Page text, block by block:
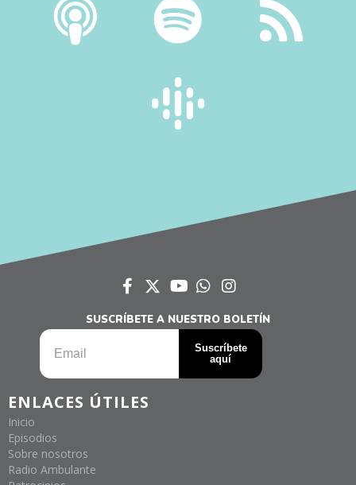
SUSCRÍBETE A NUESTRO BOLETÍN
ENLACES ÚTILES
Inicio
Episodios
Sobre nosotros
Radio Ambulante